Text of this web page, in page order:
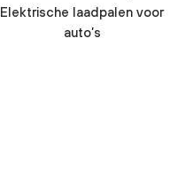
Elektrische laadpalen voor
auto’s